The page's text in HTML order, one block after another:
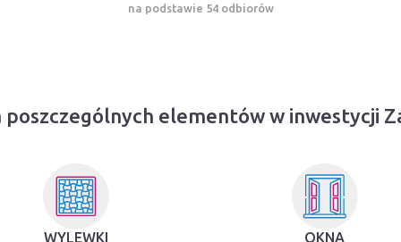
na podstawie 54 odbiorów
poszczególnych elementów w inwestycji
WYLEWKI OKNA